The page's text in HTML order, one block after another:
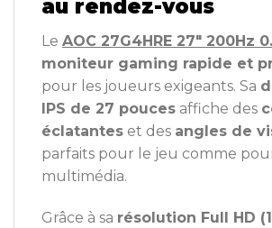
au rendez-vous
Le AOC 27G4HRE 27″ 200Hz
moniteur gaming rapide et
pour les joueurs exigeants. Sa
IPS de 27 pouces affiche des
éclatantes et des angles de
parfaits pour le jeu comme
multimédia.
Grâce à sa résolution Full HD